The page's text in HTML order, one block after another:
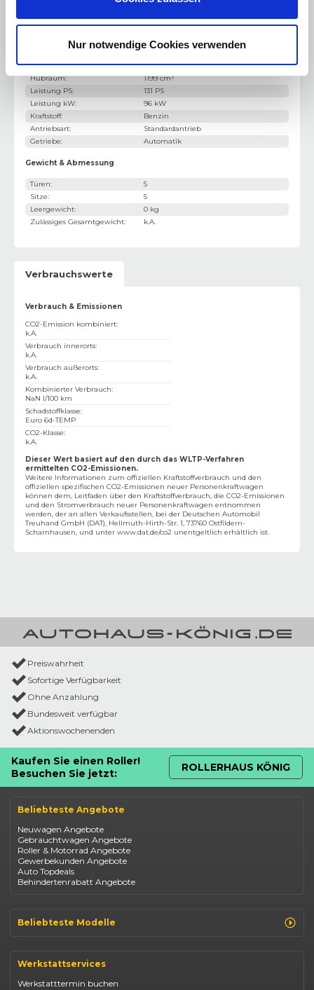
Nur notwendige Cookies verwenden
Motorisierung & Leistung
Motor / Bauart:
3-Zylinder
Hubraum:
1199 cm³
Leistung PS:
131 PS
Leistung kW:
96 kW
Kraftstoff:
Benzin
Antriebsart:
Standardantrieb
Getriebe: Automatik
Gewicht & Abmessung
Türen:
5
Sitze:
5
Leergewicht:
0 kg
Zulässiges Gesamtgewicht: k.A.
Verbrauchswerte
Verbrauch & Emissionen
CO2-Emission kombiniert:
k.A.
Verbrauch innerorts:
k.A.
Verbrauch außerorts:
k.A.
Kombinierter Verbrauch:
NaN l/100 km
Schadstoffklasse:
Euro 6d-TEMP
CO2-Klasse:
k.A.
Dieser Wert basiert auf den durch das WLTP-Verfahren
ermittelten CO2-Emissionen.
Weitere Informationen zum offiziellen Kraftstoffverbrauch und den
offiziellen spezifischen CO2-Emissionen neuer Personenkraftwagen
können dem‚ Leitfaden über den Kraftstoffverbrauch, die CO2-Emissionen
und den Stromverbrauch neuer Personenkraftwagen entnommen
werden, der an allen Verkaufsstellen, bei der Deutschen Automobil
Treuhand GmbH (DAT), Hellmuth-Hirth-Str. 1, 73760 Ostfildern-
Scharnhausen, und unter www.dat.de/co2 unentgeltlich erhältlich ist.
Preiswahrheit
Sofortige Verfügbarkeit
Ohne Anzahlung
Bundesweit verfügbar
Aktionswochenenden
Kaufen Sie einen Roller!
Besuchen Sie jetzt:
ROLLERHAUS KÖNIG
Beliebteste Angebote
Neuwagen Angebote
Gebrauchtwagen Angebote
Roller & Motorrad Angebote
Gewerbekunden Angebote
Auto Topdeals
Behindertenrabatt Angebote
Beliebteste Modelle
Opel Corsa
Fiat 500
Werkstattservices
Werkstatttermin buchen